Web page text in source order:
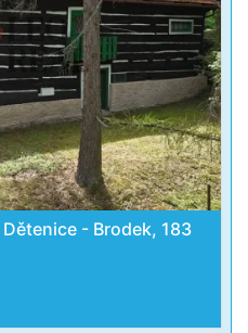
- Brodek, 183